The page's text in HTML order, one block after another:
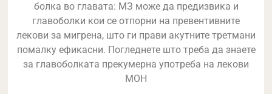
болка во главата: МЗ може да предизвика и
главоболки кои се отпорни на превентивните
лекови за мигрена, што ги прави акутните третмани
помалку ефикасни. Погледнете што треба да знаете
за главоболката прекумерна употреба на лекови
MOH